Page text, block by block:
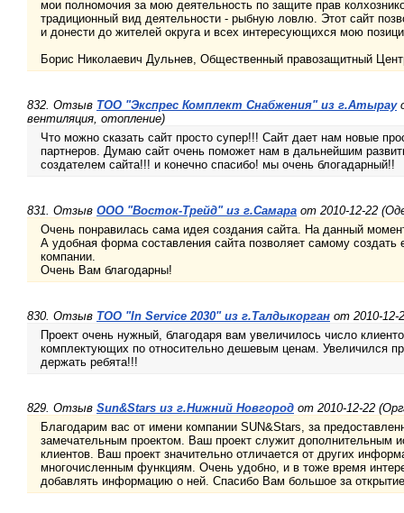
мои полномочия за мою деятельность по защите прав
традиционный вид деятельности - рыбную ловлю. Этот сайт
и донести до жителей округа и всех интересующихся мою
Борис Николаевич Дульнев, Общественный правозащитный
832. Отзыв ТОО "Экспрес Комплект Снабжения" из г.Атырау
вентиляция, отопление)
Что можно сказать сайт просто супер!!! Сайт дает нам новые
партнеров. Думаю сайт очень поможет нам в дальнейшим
создателем сайта!!! и конечно спасибо! мы очень блогадарный!!
831. Отзыв ООО "Восток-Трейд" из г.Самара от 2010-12-22
Очень понравилась сама идея создания сайта. На данный
А удобная форма составления сайта позволяет самому создать
компании.
Очень Вам благодарны!
830. Отзыв ТОО "In Service 2030" из г.Талдыкорган от 2010-12-
Проект очень нужный, благодаря вам увеличилось число
комплектующих по относительно дешевым ценам. Увеличился
держать ребята!!!
829. Отзыв Sun&Stars из г.Нижний Новгород от 2010-12-22
Благодарим вас от имени компании SUN&Stars, за
замечательным проектом. Ваш проект служит дополнительным
клиентов. Ваш проект значительно отличается от других
многочисленным функциям. Очень удобно, и в тоже время
добавлять информацию о ней. Спасибо Вам большое за открытие